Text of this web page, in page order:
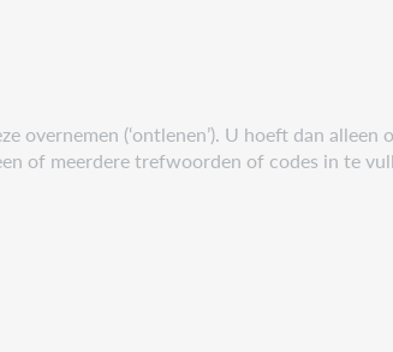
(‘ontlenen’). U hoeft dan alleen
of meerdere trefwoorden of codes in te